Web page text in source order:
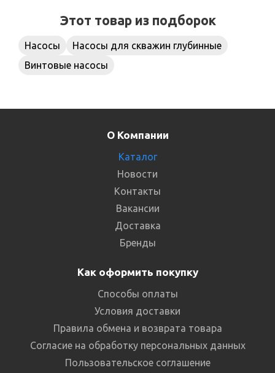
Этот товар из подборок
Насосы
Насосы для скважин глубинные
Винтовые насосы
О Компании
Каталог
Новости
Контакты
Вакансии
Доставка
Бренды
Как оформить покупку
Способы оплаты
Условия доставки
Правила обмена и возврата товара
Согласие на обработку персональных данных
Пользовательское соглашение